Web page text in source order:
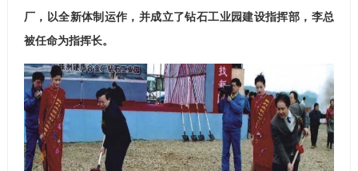
厂，以全新体制运作，并成立了钻石工业园建设指挥部，李总
被任命为指挥长。